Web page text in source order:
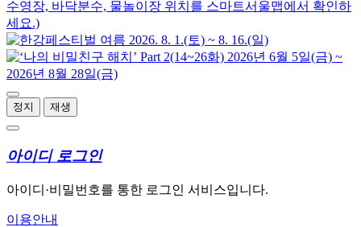
정지 재생
아이디 로그인
아이디·비밀번호를 통한 로그인 서비스입니다.
이용안내